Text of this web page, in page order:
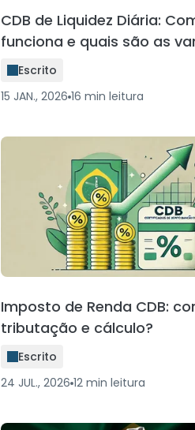
CDB de Liquidez Diária:
funciona e quais são as
Escrito
15 JAN., 2026 16 min leitura
Imposto de Renda CDB:
tributação e cálculo?
Escrito
24 JUL., 2026 12 min leitura